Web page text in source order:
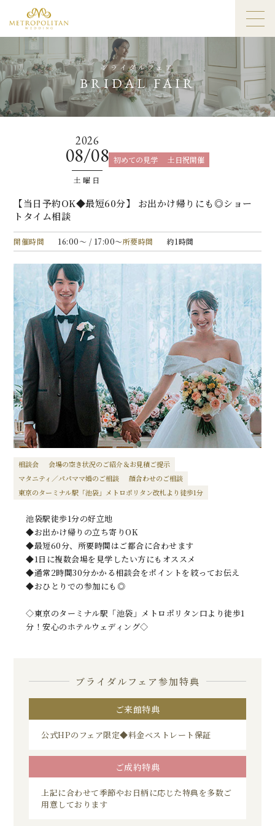
ブライダルフェア
BRIDAL FAIR
2026
08/08
土曜日
初めての見学 土日祝開催
【当日予約OK◆最短60分】 お出かけ帰りにも◎ショー
トタイム相談
開催時間 16:00〜 / 17:00〜所要時間 約1時間
相談会
会場の空き状況のご紹介＆お見積ご提示
マタニティ／パパママ婚のご相談
顔合わせのご相談
東京のターミナル駅「池袋」メトロポリタン改札より徒歩1分
池袋駅徒歩1分の好立地
◆お出かけ帰りの立ち寄りOK
◆最短60分、所要時間はご都合に合わせます
◆1日に複数会場を見学したい方にもオススメ
◆通常2時間30分かかる相談会をポイントを絞ってお伝え
◆おひとりでの参加にも◎
◇東京のターミナル駅「池袋」メトロポリタン口より徒歩1
分！安心のホテルウェディング◇
ブライダルフェア参加特典
ご来館特典
公式HPのフェア限定◆料金ベストレート保証
ご成約特典
上記に合わせて季節やお日柄に応じた特典を多数ご
用意しております